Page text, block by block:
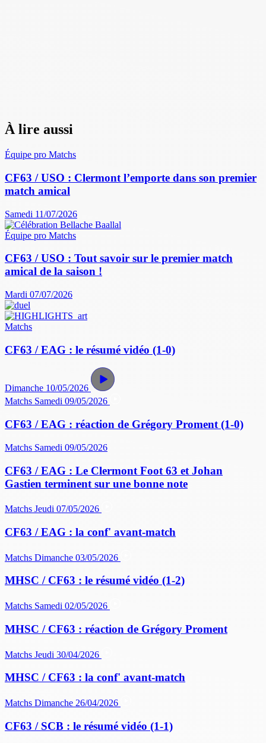
À lire aussi
Équipe pro Matchs
CF63 / USO : Clermont l’emporte dans son premier
match amical
Samedi 11/07/2026
Équipe pro Matchs
CF63 / USO : Tout savoir sur le premier match
amical de la saison !
Mardi 07/07/2026
Matchs
CF63 / EAG : le résumé vidéo (1-0)
Dimanche 10/05/2026
Matchs Samedi 09/05/2026
CF63 / EAG : réaction de Grégory Proment (1-0)
Matchs Samedi 09/05/2026
CF63 / EAG : Le Clermont Foot 63 et Johan
Gastien terminent sur une bonne note
Matchs Jeudi 07/05/2026
CF63 / EAG : la conf' avant-match
Matchs Dimanche 03/05/2026
MHSC / CF63 : le résumé vidéo (1-2)
Matchs Samedi 02/05/2026
MHSC / CF63 : réaction de Grégory Proment
Matchs Jeudi 30/04/2026
MHSC / CF63 : la conf' avant-match
Matchs Dimanche 26/04/2026
CF63 / SCB : le résumé vidéo (1-1)